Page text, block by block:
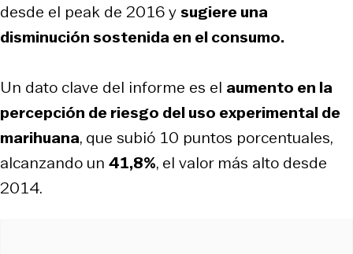
desde el peak de 2016 ysugiere una
disminución sostenida en el consumo.
Un dato clave del informe es el aumento en la
percepción de riesgo del uso experimental de
marihuana, que subió 10 puntos porcentuales,
alcanzando un 41,8%, el valor más alto desde
2014.